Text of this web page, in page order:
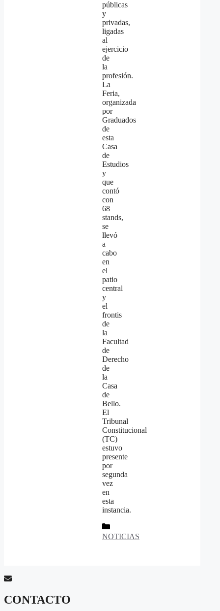
públicas
y
privadas,
ligadas
al
ejercicio
de
la
profesión.
La
Feria,
organizada
por
Graduados
de
esta
Casa
de
Estudios
y
que
contó
con
68
stands,
se
llevó
a
cabo
en
el
patio
central
y
el
frontis
de
la
Facultad
de
Derecho
de
la
Casa
de
Bello.
El
Tribunal
Constitucional
(TC)
estuvo
presente
por
segunda
vez
en
esta
instancia.
Categorías
NOTICIAS
CONTACTO